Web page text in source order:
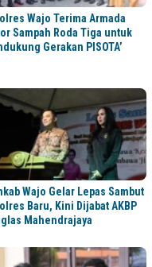
Wajo Terima Armada
Sampah Roda Tiga untuk
Gerakan PISOTA’
Wajo Gelar Lepas Sambut
Baru, Kini Dijabat AKBP
Mahendrajaya